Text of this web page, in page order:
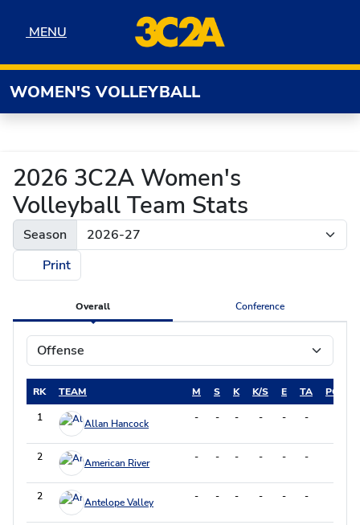
MENU
MENU
WOMEN'S VOLLEYBALL
2026 3C2A Women's
Volleyball Team Stats
Season
Print
Overall Conference
RK TEAM M S K K/S E TA PCT
1
Allan Hancock - - - - - -
2 American River - - - - - -
2 Antelope Valley - - - - - -